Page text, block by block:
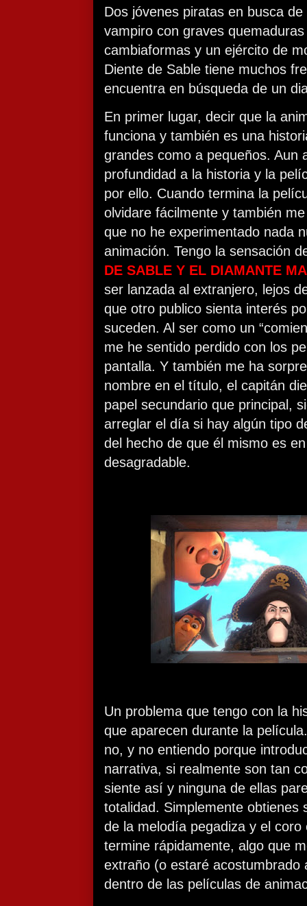
Dos jóvenes piratas en busca
vampiro con graves
cambiaformas y un ejército de
Diente de Sable tiene muchos
encuentra en búsqueda de un
En primer lugar, decir que la
funciona y también es una
grandes como a pequeños. Aun
profundidad a la historia y la
por ello. Cuando termina la
olvidare fácilmente y también
que no he experimentado nada
animación. Tengo la sensación
DE SABLE Y EL DIAMANTE
ser lanzada al extranjero, lejos
que otro publico sienta interés
suceden. Al ser como un
me he sentido perdido con los
pantalla. Y también me ha
nombre en el título, el capitán
papel secundario que principal,
arreglar el día si hay algún tipo
del hecho de que él mismo es
desagradable.
Un problema que tengo con la
que aparecen durante la
no, y no entiendo porque
narrativa, si realmente son tan
siente así y ninguna de ellas
totalidad. Simplemente obtienes
de la melodía pegadiza y el
termine rápidamente, algo que
extraño (o estaré acostumbrado
dentro de las películas de